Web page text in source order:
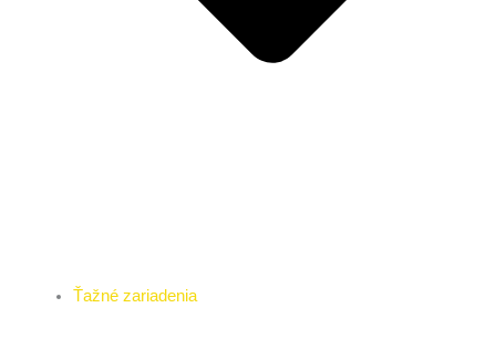
Ťažné zariadenia